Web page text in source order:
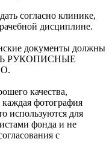
согласно клинике,
дисциплине.
документы должны
РУКОПИСНЫЕ
качества,
фотография
используются для
фонда и не
с